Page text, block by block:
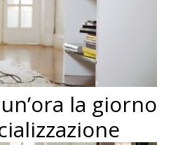
la giorno